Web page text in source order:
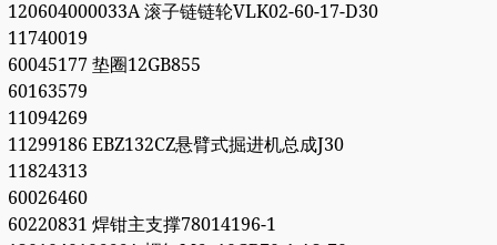
120604000033A 滚子链链轮VLK02-60-17-D30
11740019
60045177 垫圈12GB855
60163579
11094269
11299186 EBZ132CZ悬臂式掘进机总成J30
11824313
60026460
60220831 焊钳主支撑78014196-1